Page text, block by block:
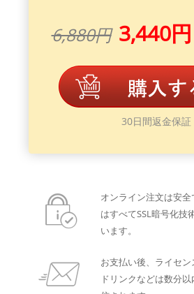
6,880円 3,440円
30日間返金保証
オンライン注文は安
はすべてSSL暗号化技
います。
お支払い後、ライセ
ドリンクなどは数分